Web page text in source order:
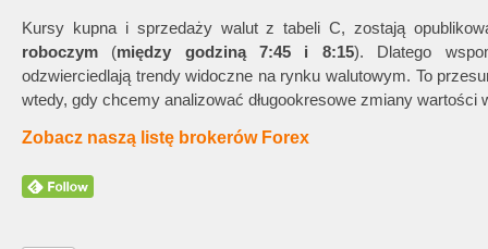
Kursy kupna i sprzedaży walut z tabeli C, zostają
roboczym (między godziną 7:45 i 8:15). Dlatego
odzwierciedlają trendy widoczne na rynku walutowym. To
wtedy, gdy chcemy analizować długookresowe zmiany wartości
Zobacz naszą listę brokerów Forex